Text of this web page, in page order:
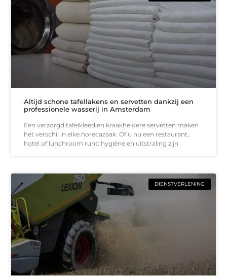
Altijd schone tafellakens en servetten dankzij een
professionele wasserij in Amsterdam
Een verzorgd tafelkleed en kraakheldere servetten maken
het verschil in elke horecazaak. Of u nu een restaurant,
hotel of lunchroom runt: hygiëne en uitstraling zijn
DIENSTVERLENING